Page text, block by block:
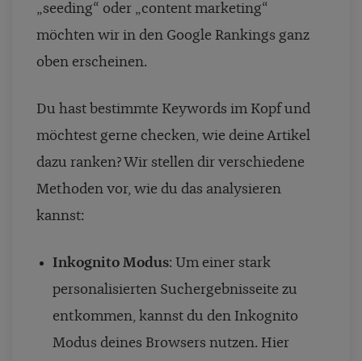
„seeding“ oder „content marketing“
möchten wir in den Google Rankings ganz
oben erscheinen.
Du hast bestimmte Keywords im Kopf und
möchtest gerne checken, wie deine Artikel
dazu ranken? Wir stellen dir verschiedene
Methoden vor, wie du das analysieren
kannst:
Inkognito Modus: Um einer stark
personalisierten Suchergebnisseite zu
entkommen, kannst du den Inkognito
Modus deines Browsers nutzen. Hier